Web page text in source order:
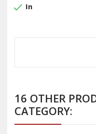
done In
16 OTHER
CATEGORY: